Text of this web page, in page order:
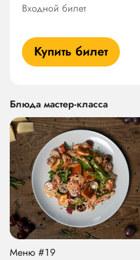
Входной билет
Купить билет
Блюда мастер-класса
Меню #19